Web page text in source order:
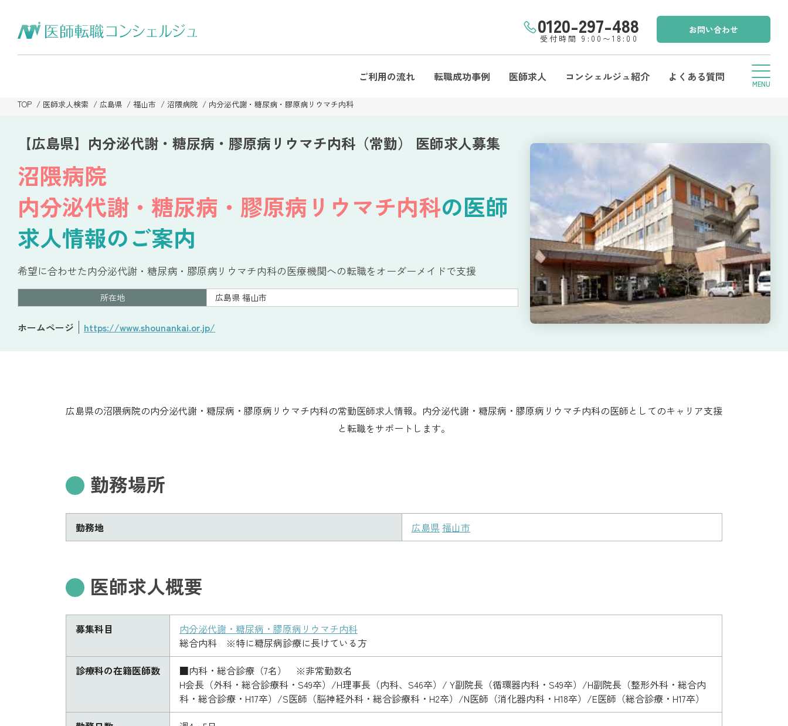
0120-297-488
受付時間 9:00〜18:00
お問い合わせ
ご利用の流れ 転職成功事例 医師求人 コンシェルジュ紹介 よくある質問
TOP 医師求人検索 広島県 福山市 沼隈病院 内分泌代謝・糖尿病・膠原病リウマチ内科
【広島県】内分泌代謝・糖尿病・膠原病リウマチ内科（常勤） 医師求人募集
沼隈病院
内分泌代謝・糖尿病・膠原病リウマチ内科の医師
求人情報のご案内
希望に合わせた内分泌代謝・糖尿病・膠原病リウマチ内科の医療機関への転職をオーダーメイドで支援
所在地 広島県 福山市
ホームページ https://www.shounankai.or.jp/
広島県の沼隈病院の内分泌代謝・糖尿病・膠原病リウマチ内科の常勤医師求人情報。内分泌代謝・糖尿病・膠原病リウマチ内科の医師としてのキャリア支援
と転職をサポートします。
勤務場所
勤務地 広島県福山市
医師求人概要
募集科目
内分泌代謝・糖尿病・膠原病リウマチ内科
総合内科 ※特に糖尿病診療に長けている方
診療科の在籍医師数
■内科・総合診療（7名） ※非常勤数名
H会長（外科・総合診療科・S49卒）/H理事長（内科、S46卒）/ Y副院長（循環器内科・S49卒）/H副院長（整形外科・総合内
科・総合診療・H17卒）/S医師（脳神経外科・総合診療科・H2卒）/N医師（消化器内科・H18卒）/E医師（総合診療・H17卒）